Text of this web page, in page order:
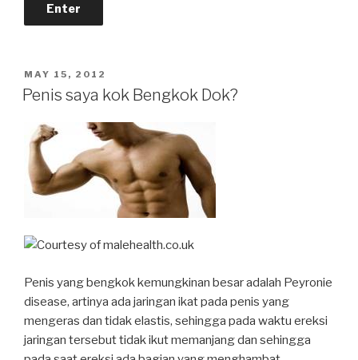
POSTED
ON
MAY 15, 2012
Penis saya kok Bengkok Dok?
Penis yang bengkok kemungkinan besar adalah Peyronie
disease, artinya ada jaringan ikat pada penis yang
mengeras dan tidak elastis, sehingga pada waktu ereksi
jaringan tersebut tidak ikut memanjang dan sehingga